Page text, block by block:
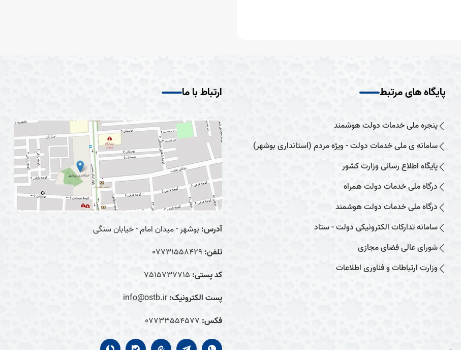
پایگاه های مرتبط
پنجره ملی خدمات دولت هوشمند
سامانه ی ملی خدمات دولت - ویژه مردم (استانداری بوشهر)
پایگاه اطلاع رسانی وزارت کشور
درگاه ملی خدمات دولت همراه
درگاه ملی خدمات دولت هوشمند
سامانه تدارکات الکترونیکی دولت - ستاد
شورای عالی فضای مجازی
وزارت ارتباطات و فناوری اطلاعات
ارتباط با ما
آدرس: بوشهر - میدان امام - خیابان سنگی
تلفن: 07731558429
کد پستی: 7515737715
پست الکترونیک:info@ostb.ir
فکس: 07733554577